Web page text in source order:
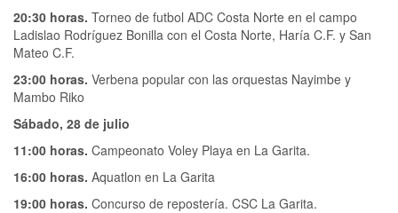
20:30 horas. Torneo de futbol ADC Costa Norte en el campo
Ladislao Rodríguez Bonilla con el Costa Norte, Haría C.F. y San
Mateo C.F.
23:00 horas. Verbena popular con las orquestas Nayimbe y
Mambo Riko
Sábado, 28 de julio
11:00 horas. Campeonato Voley Playa en La Garita.
16:00 horas. Aquatlon en La Garita
19:00 horas. Concurso de repostería. CSC La Garita.